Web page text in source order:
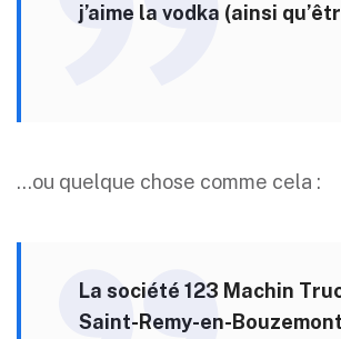
j’aime la vodka (ainsi
…ou quelque chose comme cela :
La société 123 Machin
Saint-Remy-en-